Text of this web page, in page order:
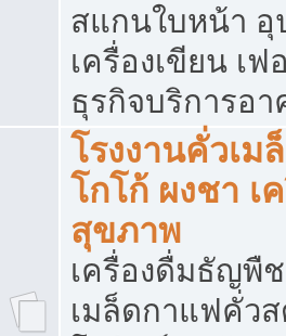
สแกนใบหน้า
เครื่องเขียน เ
ธุรกิจบริการอ
โรงงานคั่วเม
โกโก้ ผงชา เ
สุขภาพ
เครื่องดื่มธัญพื
เมล็ดกาแฟคั่ว